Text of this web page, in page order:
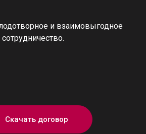
и взаимовыгодное
сотрудничество.
Скачать договор